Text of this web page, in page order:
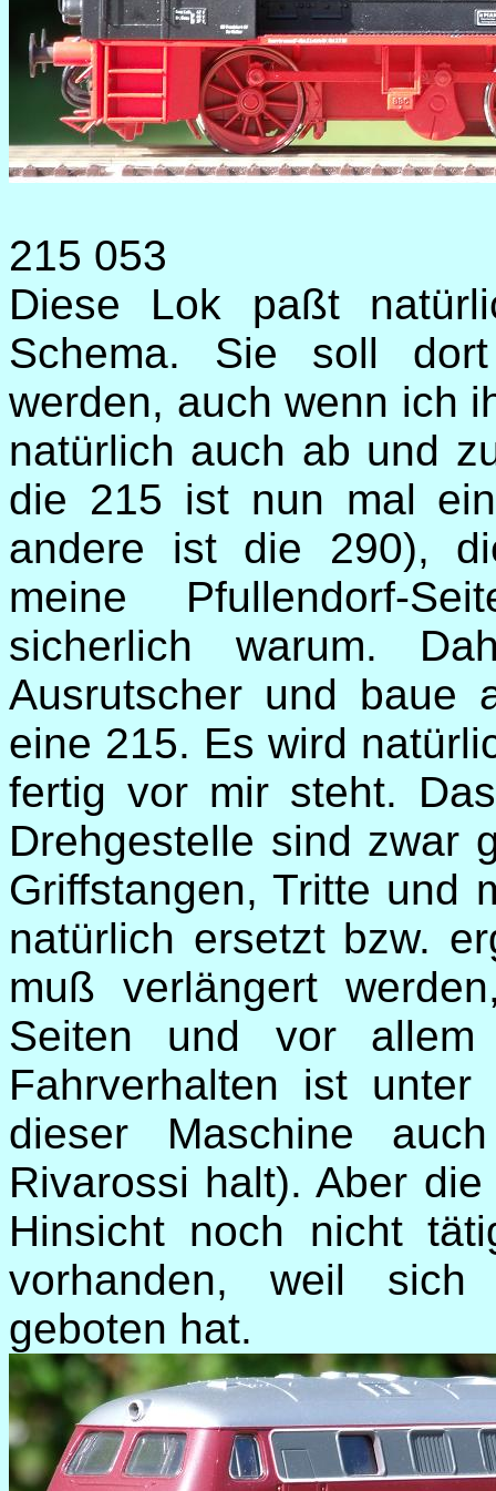
215 053
Diese Lok paßt
Schema. Sie soll
werden, auch wenn ich
natürlich auch ab und
die 215 ist nun mal
andere ist die 290),
meine Pfullendorf-
sicherlich warum.
Ausrutscher und baue
eine 215. Es wird
fertig vor mir steht.
Drehgestelle sind zwar
Griffstangen, Tritte und
natürlich ersetzt bzw.
muß verlängert
Seiten und vor
Fahrverhalten ist
dieser Maschine
Rivarossi halt). Aber
Hinsicht noch nicht
vorhanden, weil sich
geboten hat.